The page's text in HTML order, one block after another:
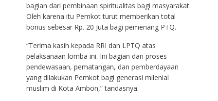
bagian dari pembinaan spiritualitas bagi masyarakat.
Oleh karena itu Pemkot turut memberikan total
bonus sebesar Rp. 20 Juta bagi pemenang PTQ.
“Terima kasih kepada RRI dan LPTQ atas
pelaksanaan lomba ini. Ini bagian dari proses
pendewasaan, pematangan, dan pemberdayaan
yang dilakukan Pemkot bagi generasi milenial
muslim di Kota Ambon,” tandasnya.